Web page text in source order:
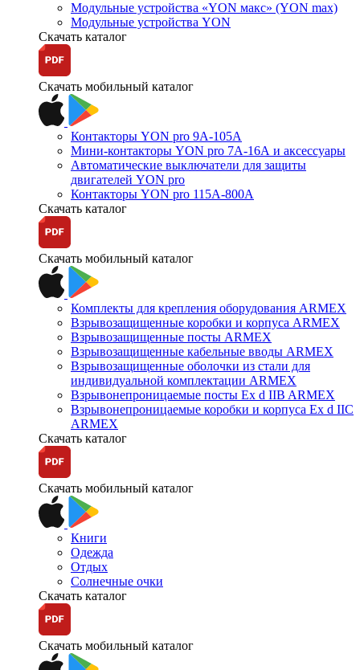
Модульные устройства «YON макс» (YON max)
Модульные устройства YON
Скачать каталог
Скачать мобильный каталог
Контакторы YON pro 9А-105А
Мини-контакторы YON pro 7А-16А и аксессуары
Автоматические выключатели для защиты
двигателей YON pro
Контакторы YON pro 115А-800А
Скачать каталог
Скачать мобильный каталог
Комплекты для крепления оборудования ARMEX
Взрывозащищенные коробки и корпуса ARMEX
Взрывозащищенные посты ARMEX
Взрывозащищенные кабельные вводы ARMEX
Взрывозащищенные оболочки из стали для
индивидуальной комплектации ARMEX
Взрывонепроницаемые посты Ex d IIB ARMEX
Взрывонепроницаемые коробки и корпуса Ex d IIС
ARMEX
Скачать каталог
Скачать мобильный каталог
Книги
Одежда
Отдых
Солнечные очки
Скачать каталог
Скачать мобильный каталог